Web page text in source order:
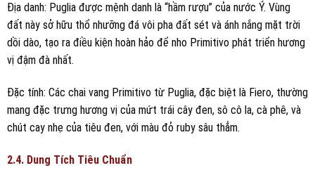
Địa danh: Puglia được mệnh danh là “hầm rượu” của nước Ý. Vùng
đất này sở hữu thổ nhưỡng đá vôi pha đất sét và ánh nắng mặt trời
dồi dào, tạo ra điều kiện hoàn hảo để nho Primitivo phát triển hương
vị đậm đà nhất.
Đặc tính: Các chai vang Primitivo từ Puglia, đặc biệt là Fiero, thường
mang đặc trưng hương vị của mứt trái cây đen, sô cô la, cà phê, và
chút cay nhẹ của tiêu đen, với màu đỏ ruby sâu thẳm.
2.4. Dung Tích Tiêu Chuẩn